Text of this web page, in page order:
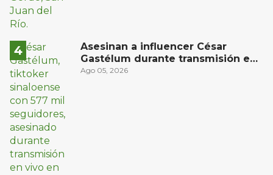
Asesinan a influencer César
Gastélum durante transmisión en
vivo en Sinaloa
Ago 05, 2026